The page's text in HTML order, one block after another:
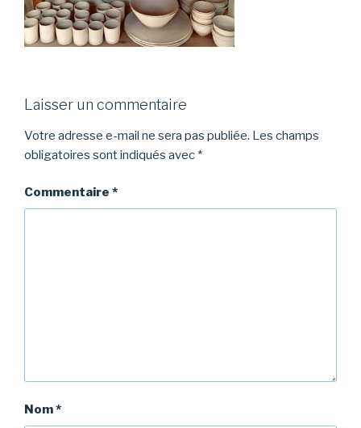
Laisser un commentaire
Votre adresse e-mail ne sera pas publiée. Les champs
obligatoires sont indiqués avec *
Commentaire *
Nom*